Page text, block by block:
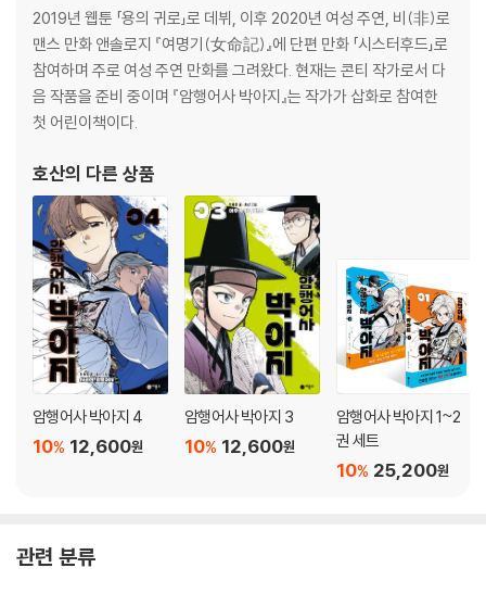
88화 남다름
89화 검은 땅
90화 용잡이
91화 부탁
92화 문을 열면
2019년 웹툰 「용의 귀로」로 데뷔, 이후 2020년 여성 주연, 비(非)로
맨스 만화 앤솔로지 『여명기(女命記)』에 단편 만화 「시스터후드」로
참여하며 주로 여성 주연 만화를 그려왔다. 현재는 콘티 작가로서 다
음 작품을 준비 중이며 『암행어사 박아지』는 작가가 삽화로 참여한
첫 어린이책이다.
호산의 다른 상품
암행어사 박아지 4
12,600원
10%
암행어사 박아지 3
12,600원
10%
암행어사 박아지 1~2
권 세트
25,200원
10%
관련 분류